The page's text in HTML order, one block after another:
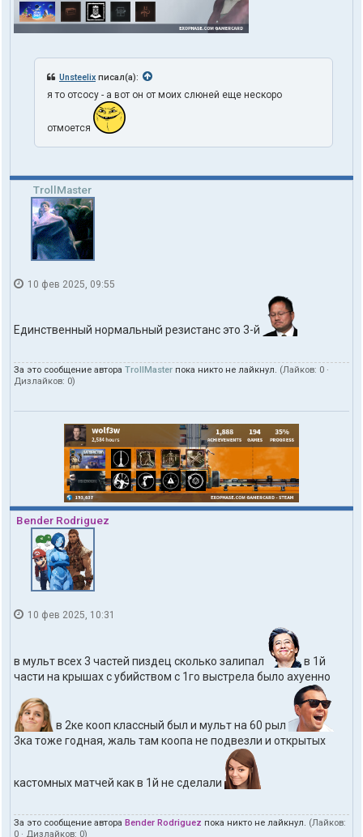
Unsteelix писал(а):
я то отсосу - а вот он от моих слюней еще нескоро
отмоется
TrollMaster
10 фев 2025, 09:55
Единственный нормальный резистанс это 3-й
За это сообщение автора TrollMaster пока никто не лайкнул. (Лайков: 0 ·
Дизлайков: 0)
Bender Rodriguez
10 фев 2025, 10:31
в мульт всех 3 частей пиздец сколько залипал
в 1й
части на крышах с убийством с 1го выстрела было ахуенно
в 2ке кооп классный был и мульт на 60 рыл
3ка тоже годная, жаль там коопа не подвезли и открытых
кастомных матчей как в 1й не сделали
За это сообщение автора Bender Rodriguez пока никто не лайкнул. (Лайков:
0 · Дизлайков: 0)